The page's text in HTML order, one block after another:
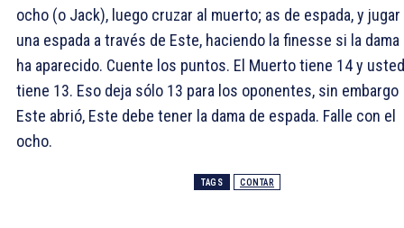
ocho (o Jack), luego cruzar al muerto; as de espada, y jugar
una espada a través de Este, haciendo la finesse si la dama
ha aparecido. Cuente los puntos. El Muerto tiene 14 y usted
tiene 13. Eso deja sólo 13 para los oponentes, sin embargo
Este abrió, Este debe tener la dama de espada. Falle con el
ocho.
TAGS CONTAR